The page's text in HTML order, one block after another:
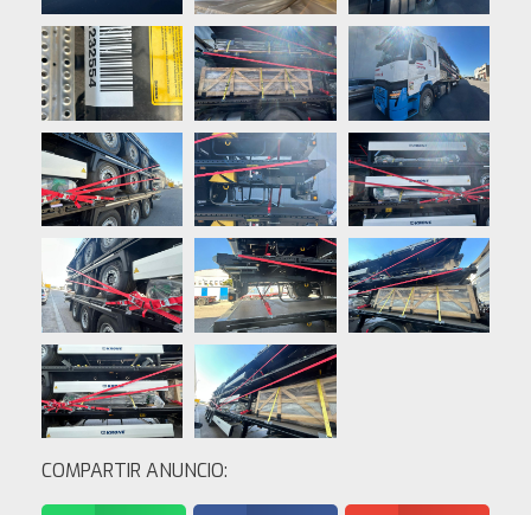
COMPARTIR ANUNCIO: